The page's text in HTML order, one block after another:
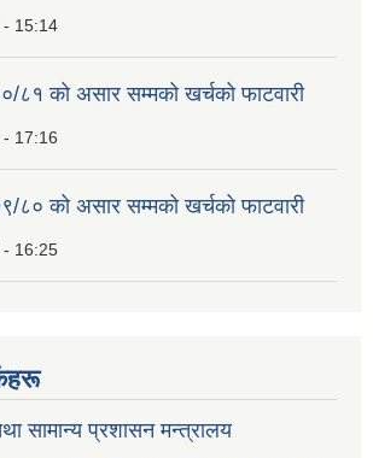
15:14
८१ को असार सम्मको खर्चको फाटवारी
17:16
८० को असार सम्मको खर्चको फाटवारी
16:25
सामान्य प्रशासन मन्त्रालय